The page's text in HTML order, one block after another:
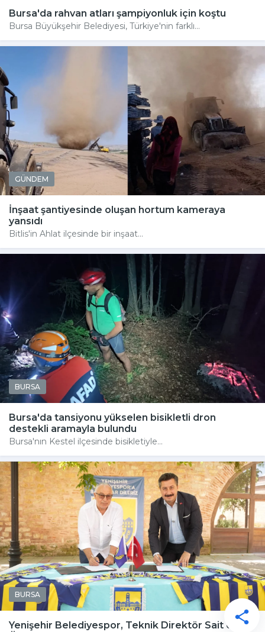
Bursa'da rahvan atları şampiyonluk için koştu
Bursa Büyükşehir Belediyesi, Türkiye'nin farklı...
GÜNDEM
İnşaat şantiyesinde oluşan hortum kameraya
yansıdı
Bitlis'in Ahlat ilçesinde bir inşaat...
BURSA
Bursa'da tansiyonu yükselen bisikletli dron
destekli aramayla bulundu
Bursa'nın Kestel ilçesinde bisikletiyle...
BURSA
Yenişehir Belediyespor, Teknik Direktör Sait Ulvi